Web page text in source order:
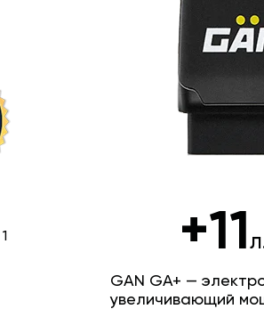
+11
GAN GA+ —
увеличивающий